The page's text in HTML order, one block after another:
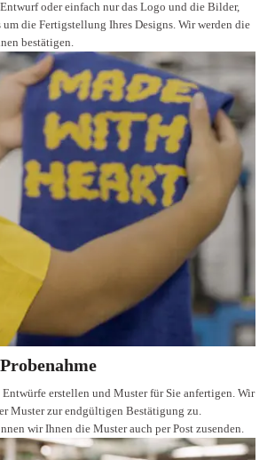
oder einfach nur das Logo und die Bilder,
die Fertigstellung Ihres Designs. Wir werden die
bestätigen.
erstellen und Muster für Sie anfertigen. Wir
Muster zur endgültigen Bestätigung zu.
wir Ihnen die Muster auch per Post zusenden.